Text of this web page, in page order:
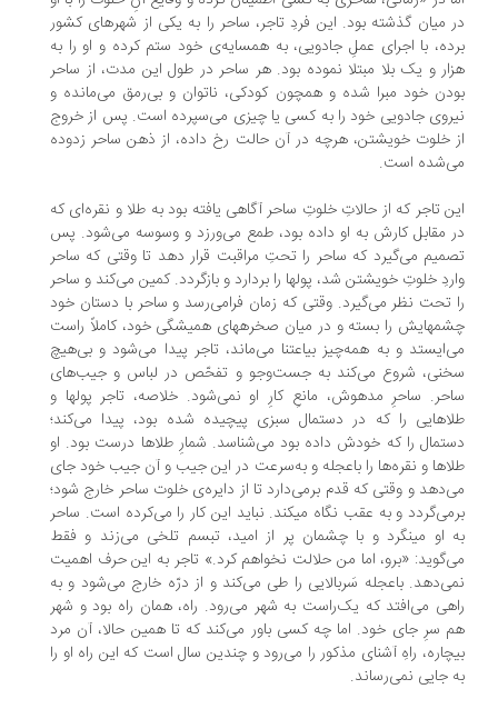
میان گذشته بود. این فردِ تاجر، ساحر را به یکی از شهرهای کشور
با اجرای عملِ جادویی، به همسایه‌ی خود ستم کرده و او را به
و یک بلا مبتلا نموده بود. هر ساحر در طول این مدت، از ساحر
خود مبرا شده و همچون کودکی، ناتوان و بی‌رمق می‌مانده و
جادویی خود را به کسی یا چیزی می‌سپرده است. پس از خروج
خلوت خویشتن، هرچه در آن حالت رخ داده، از ذهن ساحر زدوده
است.
تاجر که از حالاتِ خلوتِ ساحر آگاهی یافته بود به طلا و نقره‌ای که
مقابل کارش به او داده بود، طمع می‌ورزد و وسوسه می‌شود. پس
می‌گیرد که ساحر را تحتِ مراقبت قرار دهد تا وقتی که ساحر
خلوتِ خویشتن ‌شد، پول‏ها را بردارد و بازگردد. کمین می‌کند و ساحر
تحت نظر می‌گیرد. وقتی که زمان فرامی‌رسد و ساحر با دستان خود
را بسته و در میان صخره‏های همیشگی خود، کاملاً راست
و به همه‌چیز بی‏اعتنا می‌ماند، تاجر پیدا می‌شود و بی‌هیچ
شروع می‌کند به جست‌وجو و تفحّص در لباس و جیب‌های
ساحرِ مدهوش، مانعِ کارِ او نمی‌شود. خلاصه، تاجر پول‏ها و
را که در دستمال سبزی پیچیده شده بود، پیدا می‌کند؛
را که خودش داده بود می‌شناسد. شمارِ طلاها درست بود. او
و نقره‌ها را باعجله و به‌سرعت در این جیب و آن جیب خود جای
و وقتی که قدم برمی‌دارد تا از دایره‌ی خلوت ساحر خارج شود؛
و به عقب نگاه می‏کند. نباید این کار را می‌کرده است. ساحر
او می‏نگرد و با چشمان پر از امید، تبسم تلخی می‌زند و فقط
«برو، اما من حلالت نخواهم کرد.» تاجر به این حرف اهمیت
باعجله سَربالایی را طی می‌کند و از درّه خارج می‌شود و به
می‌افتد که یک‌راست به شهر می‌رود. راه، همان راه بود و شهر
سرِ جای خود. اما چه کسی باور می‌کند که تا همین حالا، آن مرد
راهِ آشنای مذکور را می‌رود و چندین سال است که این راه او را
جایی نمی‌رساند.